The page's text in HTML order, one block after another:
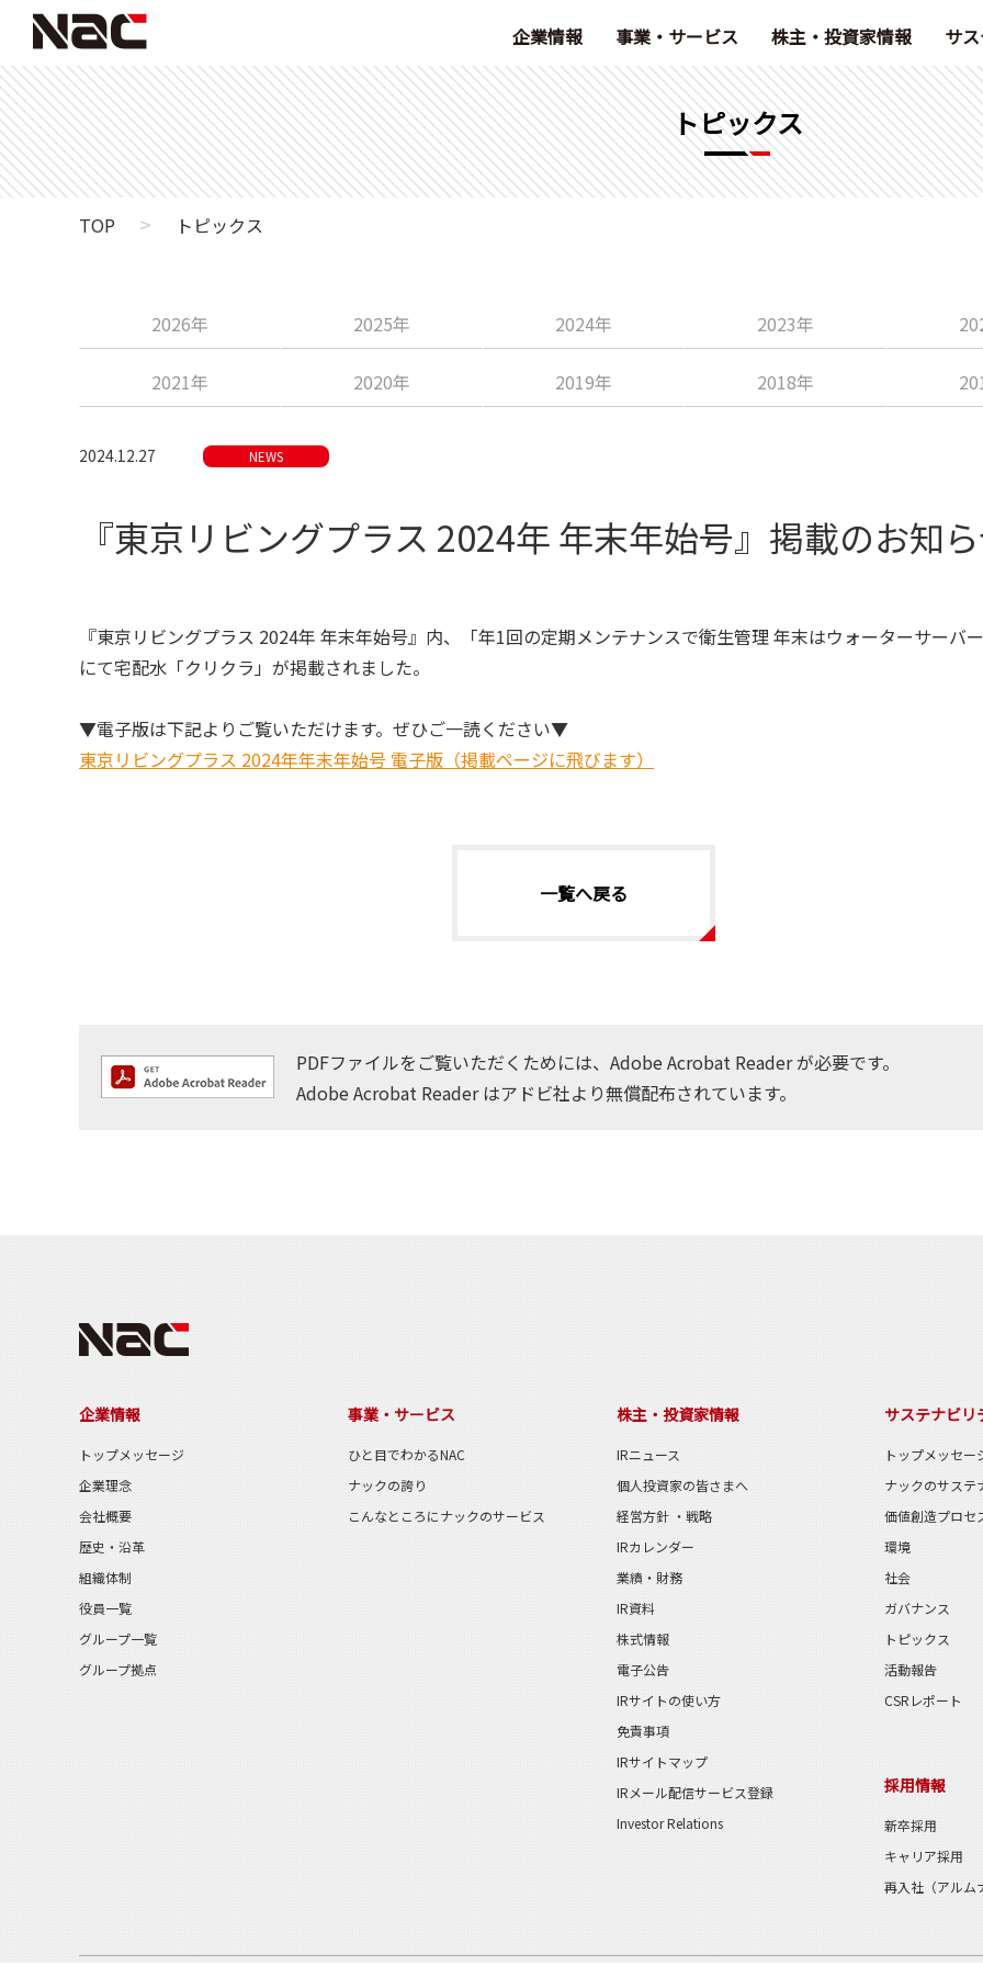
企業情報 事業・サービス 株主・投資家情報 サ
トピックス
TOP >
トピックス
2026年 2025年 2024年 2023年
2021年 2020年 2019年 2018年
2024.12.27 NEWS
『東京リビングプラス 2024年 年末年始号』掲載のお知
『東京リビングプラス 2024年 年末年始号』内、「年1回の定期メンテナンスで衛生管理 年末はウォーターサーバー
にて宅配水「クリクラ」が掲載されました。
▼電子版は下記よりご覧いただけます。ぜひご一読ください▼
東京リビングプラス 2024年年末年始号 電子版（掲載ページに飛びます）
一覧へ戻る
PDFファイルをご覧いただくためには、Adobe Acrobat Reader が必要です。
Adobe Acrobat Readerはアドビ社より無償配布されています。
企業情報
トップメッセージ
企業理念
会社概要
歴史・沿革
組織体制
役員一覧
グループ一覧
グループ拠点
事業・サービス
ひと目でわかるNAC
ナックの誇り
こんなところにナックのサービス
株主・投資家情報
IRニュース
個人投資家の皆さまへ
経営方針 ・戦略
IRカレンダー
業績・財務
IR資料
株式情報
電子公告
IRサイトの使い方
免責事項
IRサイトマップ
IRメール配信サービス登録
Investor Relations
サステナビリ
トップメッセー
ナックのサステ
価値創造プロセ
環境
社会
ガバナンス
トピックス
活動報告
CSRレポート
採用情報
新卒採用
キャリア採用
再入社（アルム